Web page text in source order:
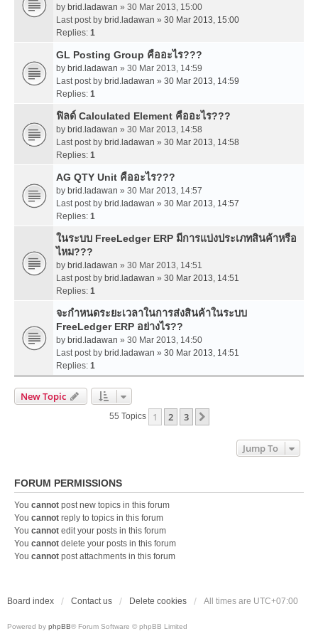
by brid.ladawan » 30 Mar 2013, 15:00
Last post by brid.ladawan » 30 Mar 2013, 15:00
Replies: 1
GL Posting Group คืออะไร???
by brid.ladawan » 30 Mar 2013, 14:59
Last post by brid.ladawan » 30 Mar 2013, 14:59
Replies: 1
ฟิลด์ Calculated Element คืออะไร???
by brid.ladawan » 30 Mar 2013, 14:58
Last post by brid.ladawan » 30 Mar 2013, 14:58
Replies: 1
AG QTY Unit คืออะไร???
by brid.ladawan » 30 Mar 2013, 14:57
Last post by brid.ladawan » 30 Mar 2013, 14:57
Replies: 1
ในระบบ FreeLedger ERP มีการแบ่งประเภทสินค้าหรือ
ไหม???
by brid.ladawan » 30 Mar 2013, 14:51
Last post by brid.ladawan » 30 Mar 2013, 14:51
Replies: 1
จะกำหนดระยะเวลาในการส่งสินค้าในระบบ
FreeLedger ERP อย่างไร??
by brid.ladawan » 30 Mar 2013, 14:50
Last post by brid.ladawan » 30 Mar 2013, 14:51
Replies: 1
New Topic
55 Topics 1 2 3
Jump To
FORUM PERMISSIONS
You cannot post new topics in this forum
You cannot reply to topics in this forum
You cannot edit your posts in this forum
You cannot delete your posts in this forum
You cannot post attachments in this forum
Board index Contact us Delete cookies All times are UTC+07:00
Powered by phpBB® Forum Software © phpBB Limited